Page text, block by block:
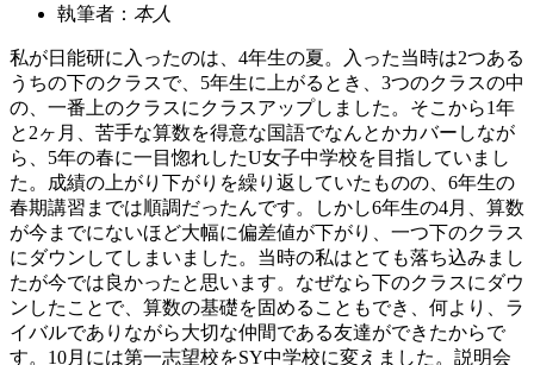
執筆者： 本人
私が日能研に入ったのは、4年生の夏。入った当時は2つある
うちの下のクラスで、5年生に上がるとき、3つのクラスの中
の、一番上のクラスにクラスアップしました。そこから1年
と2ヶ月、苦手な算数を得意な国語でなんとかカバーしなが
ら、5年の春に一目惚れしたU女子中学校を目指していまし
た。成績の上がり下がりを繰り返していたものの、6年生の
春期講習までは順調だったんです。しかし6年生の4月、算数
が今までにないほど大幅に偏差値が下がり、一つ下のクラス
にダウンしてしまいました。当時の私はとても落ち込みまし
たが今では良かったと思います。なぜなら下のクラスにダウ
ンしたことで、算数の基礎を固めることもでき、何より、ラ
イバルでありながら大切な仲間である友達ができたからで
す。10月には第一志望校をSY中学校に変えました。説明会